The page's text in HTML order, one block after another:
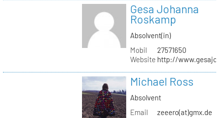
Gesa Johanna
Roskamp
Absolvent(in)
Mobil
27571650
Website http://
Michael Ross
Absolvent
Email
zeeero(at)gmx.de